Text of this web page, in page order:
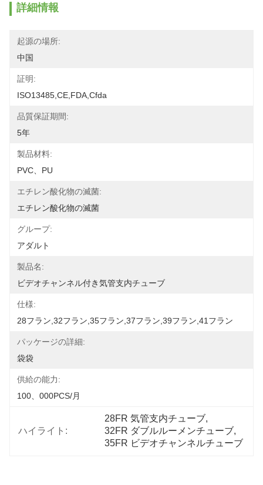
詳細情報
起源の場所:
中国
証明:
ISO13485,CE,FDA,Cfda
品質保証期間:
5年
製品材料:
PVC、PU
エチレン酸化物の滅菌:
エチレン酸化物の滅菌
グループ:
アダルト
製品名:
ビデオチャンネル付き気管支内チューブ
仕様:
28フラン,32フラン,35フラン,37フラン,39フラン,41フラン
パッケージの詳細:
袋袋
供給の能力:
100、000PCS/月
ハイライト:
28FR 気管支内チューブ,
32FR ダブルルーメンチューブ,
35FR ビデオチャンネルチューブ